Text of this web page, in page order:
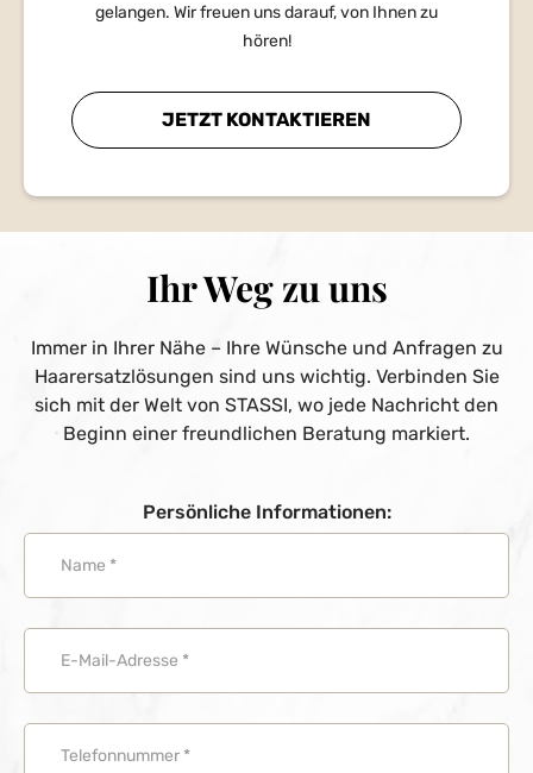
gelangen. Wir freuen uns darauf, von Ihnen zu
hören!
JETZT KONTAKTIEREN
Ihr Weg zu uns
Immer in Ihrer Nähe – Ihre Wünsche und Anfragen zu
Haarersatzlösungen sind uns wichtig. Verbinden Sie
sich mit der Welt von STASSI, wo jede Nachricht den
Beginn einer freundlichen Beratung markiert.
Persönliche Informationen: